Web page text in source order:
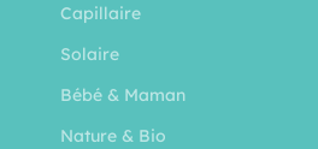
Capillaire
Solaire
Bébé & Maman
Nature & Bio